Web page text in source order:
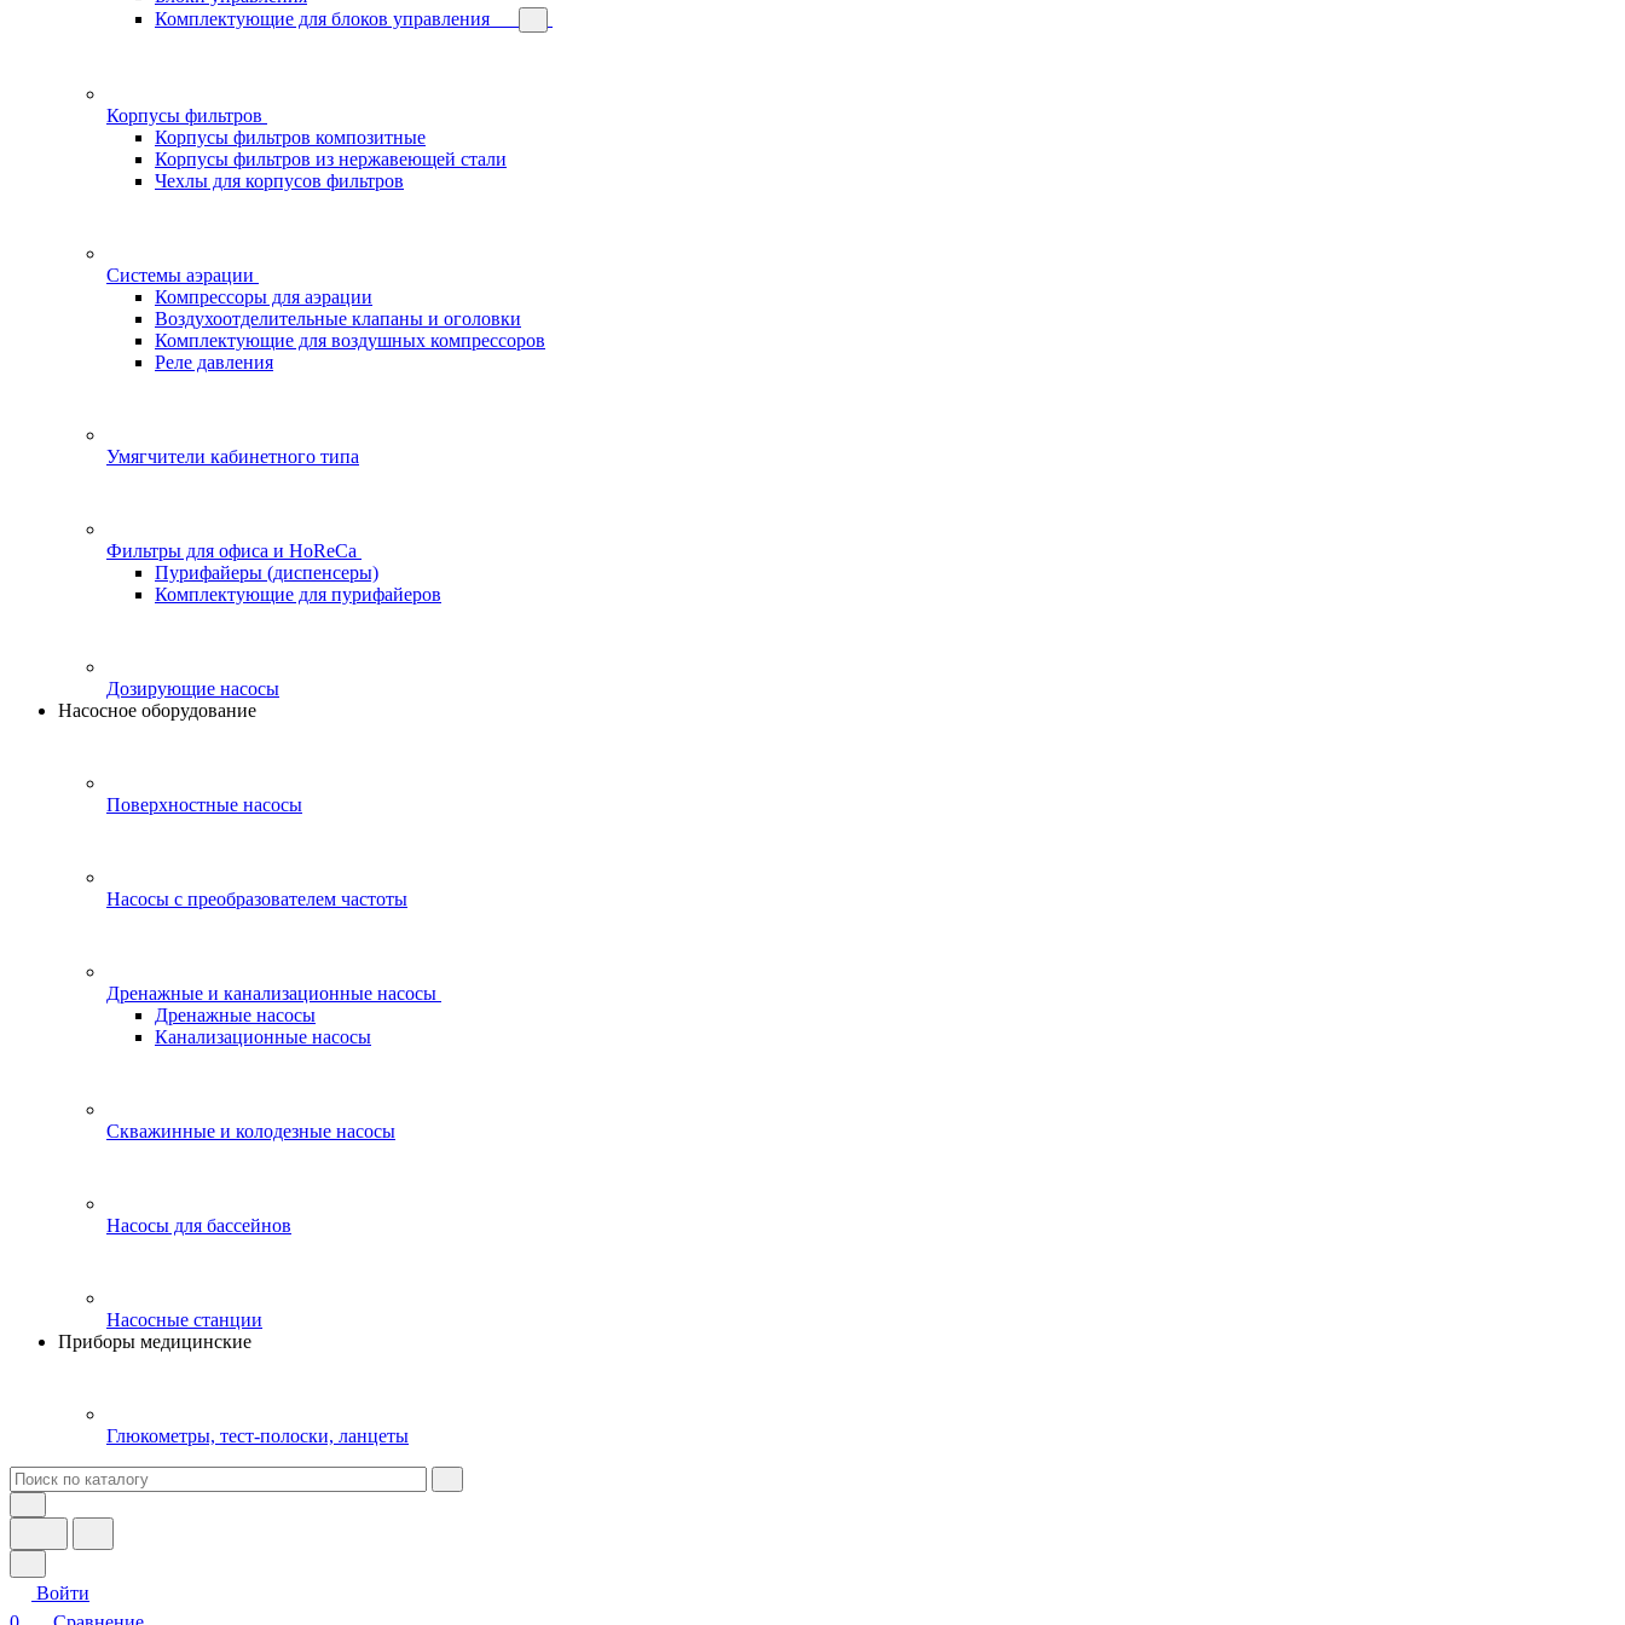
Комплектующие для блоков управления
Корпусы фильтров
Корпусы фильтров композитные
Корпусы фильтров из нержавеющей стали
Чехлы для корпусов фильтров
Системы аэрации
Компрессоры для аэрации
Воздухоотделительные клапаны и оголовки
Комплектующие для воздушных компрессоров
Реле давления
Умягчители кабинетного типа
Фильтры для офиса и HoReCa
Пурифайеры (диспенсеры)
Комплектующие для пурифайеров
Дозирующие насосы
Насосное оборудование
Поверхностные насосы
Насосы с преобразователем частоты
Дренажные и канализационные насосы
Дренажные насосы
Канализационные насосы
Скважинные и колодезные насосы
Насосы для бассейнов
Насосные станции
Приборы медицинские
Глюкометры, тест-полоски, ланцеты
Войти